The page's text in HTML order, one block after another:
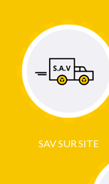
SAV SUR SITE